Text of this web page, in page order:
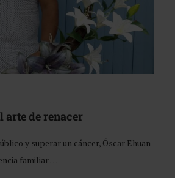
arte de renacer
y superar un cáncer, Óscar Ehuan
familiar …